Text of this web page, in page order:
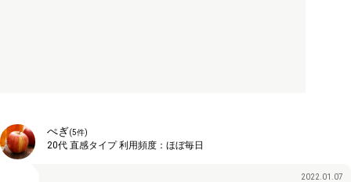
ぺぎ(5件)
20代 直感タイプ利用頻度： ほぼ毎日
2022.01.07